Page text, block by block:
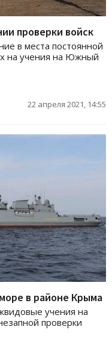
проверки войск
в места постоянной
на учения на Южный
22 апреля 2021, 14:55
в районе Крыма
учения на
проверки